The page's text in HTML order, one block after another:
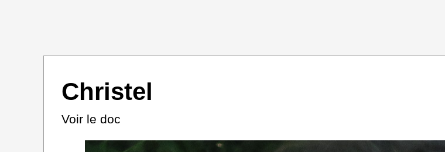
Christel
Voir le doc